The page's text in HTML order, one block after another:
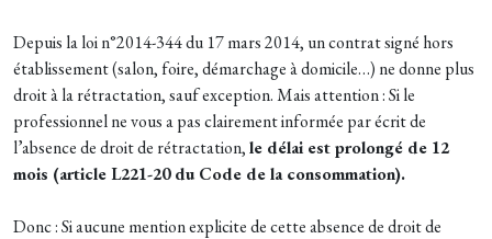
Depuis la loi n°2014-344 du 17 mars 2014, un contrat signé hors
établissement (salon, foire, démarchage à domicile…) ne donne plus
droit à la rétractation, sauf exception. Mais attention : Si le
professionnel ne vous a pas clairement informée par écrit de
l’absence de droit de rétractation,le délai est prolongé de 12
mois (article L221-20 du Code de la consommation).
Donc : Si aucune mention explicite de cette absence de droit de